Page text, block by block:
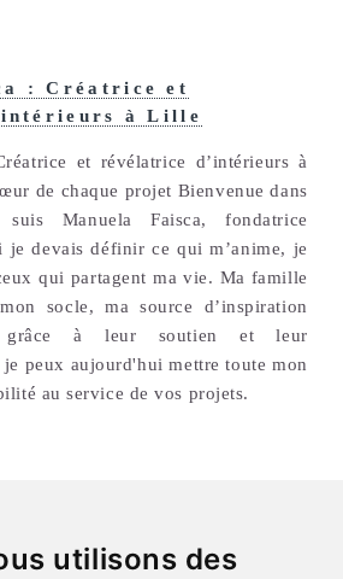
utilisons des
: Créatrice et
à Lille
et révélatrice d’intérieurs à
de chaque projet Bienvenue dans
Manuela Faisca, fondatrice
je devais définir ce qui m’anime, je
qui partagent ma vie. Ma famille
socle, ma source d’inspiration
grâce à leur soutien et leur
je peux aujourd'hui mettre toute mon
au service de vos projets.
1